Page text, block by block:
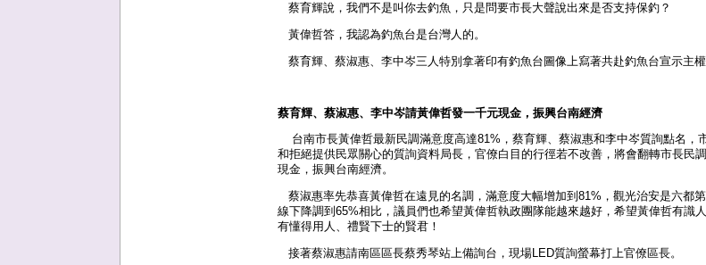
蔡育輝說，我們不是叫你去釣魚，只是問要市長大聲說出來是否支持保釣？
黃偉哲答，我認為釣魚台是台灣人的。
蔡育輝、蔡淑惠、李中岑三人特別拿著印有釣魚台圖像上寫著共赴釣魚台宣示主
蔡育輝、蔡淑惠、李中岑請黃偉哲發一千元現金，振興台南經濟
台南市長黃偉哲最新民調滿意度高達81%，蔡育輝、蔡淑惠和李中岑質詢點名，
和拒絕提供民眾關心的質詢資料局長，官僚白目的行徑若不改善，將會翻轉市長
現金，振興台南經濟。
蔡淑惠率先恭喜黃偉哲在遠見的名調，滿意度大幅增加到81%，觀光治安是六都
線下降調到65%相比，議員們也希望黃偉哲執政團隊能越來越好，希望黃偉哲有
有懂得用人、禮賢下士的賢君！
接著蔡淑惠請南區區長蔡秀琴站上備詢台，現場LED質詢螢幕打上官僚區長。